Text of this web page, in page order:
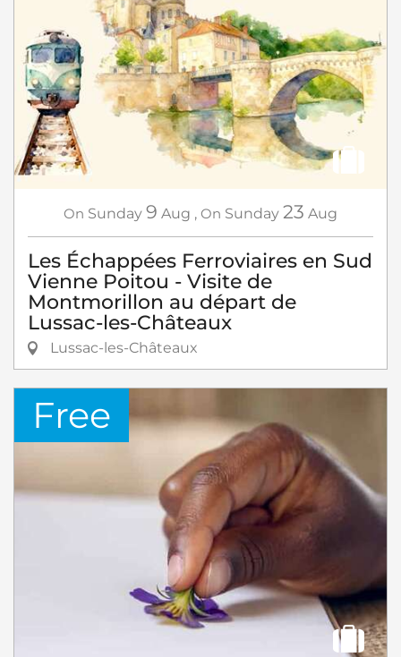
On Sunday 9 Aug , On Sunday 23 Aug
Les Échappées Ferroviaires en Sud
Vienne Poitou - Visite de
Montmorillon au départ de
Lussac-les-Châteaux
Lussac-les-Châteaux
Free